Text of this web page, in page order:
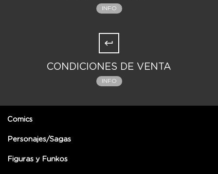
INFO
CONDICIONES DE VENTA
INFO
Comics
Personajes/Sagas
Figuras y Funkos